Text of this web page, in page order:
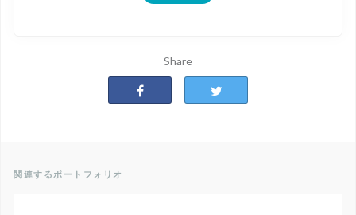
Share
関連するポートフォリオ